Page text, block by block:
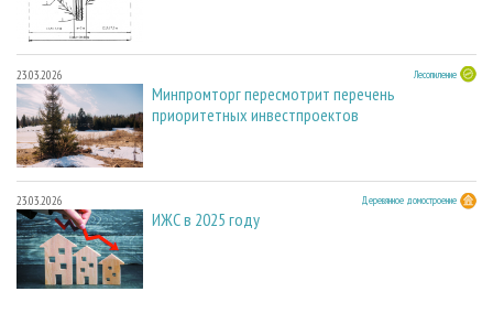
23.03.2026 Лесопиление
Минпромторг пересмотрит перечень
приоритетных инвестпроектов
23.03.2026 Деревянное домостроение
ИЖС в 2025 году